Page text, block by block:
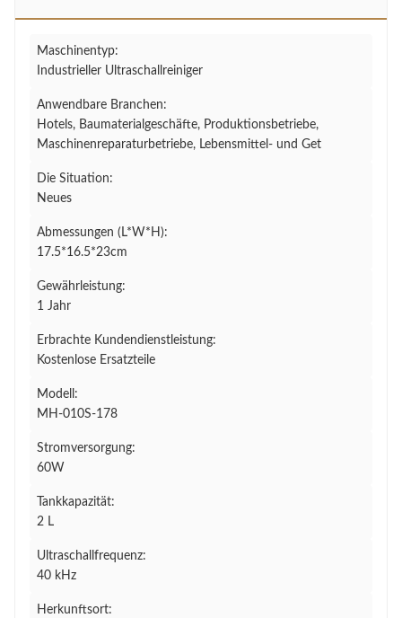
Maschinentyp:
Industrieller Ultraschallreiniger
Anwendbare Branchen:
Hotels, Baumaterialgeschäfte, Produktionsbetriebe,
Maschinenreparaturbetriebe, Lebensmittel- und Get
Die Situation:
Neues
Abmessungen (L*W*H):
17.5*16.5*23cm
Gewährleistung:
1 Jahr
Erbrachte Kundendienstleistung:
Kostenlose Ersatzteile
Modell:
MH-010S-178
Stromversorgung:
60W
Tankkapazität:
2 L
Ultraschallfrequenz:
40 kHz
Herkunftsort: